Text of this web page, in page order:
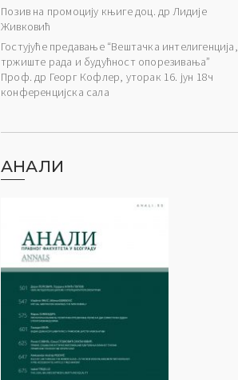
Позив на промоцију књиге доц. др Лидије
Живковић
Гостујуће предавање “Вештачка интелигенција,
тржиште рада и будућност опорезивања”
Проф. др Георг Кофлер, уторак 16. јун 18ч
конференцијска сала
АНАЛИ